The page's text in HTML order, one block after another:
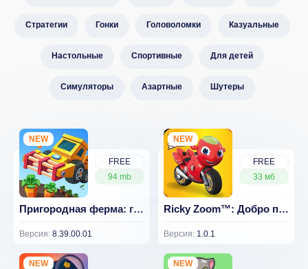
Стратегии Гонки Головоломки Казуальные
Настольные Спортивные Для детей
Симуляторы Азартные Шутеры
FREE
94 mb
NEW
Пригородная ферма: грузовик 8.39.00.01
Версия: 8.39.00.01
FREE
33 мб
NEW
Ricky Zoom™: Добро пожаловать в Уилфорд! 1.0.1
Версия: 1.0.1
NEW NEW